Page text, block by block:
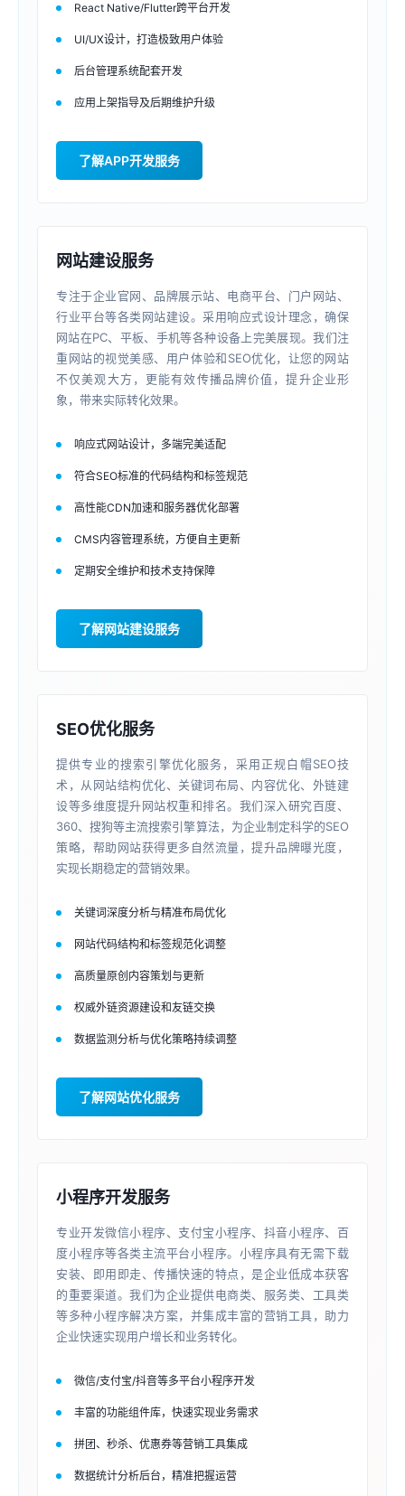
React Native/Flutter跨平台开发
UI/UX设计，打造极致用户体验
后台管理系统配套开发
应用上架指导及后期维护升级
了解APP开发服务
网站建设服务
专注于企业官网、品牌展示站、电商平台、门户网站、
行业平台等各类网站建设。采用响应式设计理念，确保
网站在PC、平板、手机等各种设备上完美展现。我们注
重网站的视觉美感、用户体验和SEO优化，让您的网站
不仅美观大方，更能有效传播品牌价值，提升企业形
象，带来实际转化效果。
响应式网站设计，多端完美适配
符合SEO标准的代码结构和标签规范
高性能CDN加速和服务器优化部署
CMS内容管理系统，方便自主更新
定期安全维护和技术支持保障
了解网站建设服务
SEO优化服务
提供专业的搜索引擎优化服务，采用正规白帽SEO技
术，从网站结构优化、关键词布局、内容优化、外链建
设等多维度提升网站权重和排名。我们深入研究百度、
360、搜狗等主流搜索引擎算法，为企业制定科学的SEO
策略，帮助网站获得更多自然流量，提升品牌曝光度，
实现长期稳定的营销效果。
关键词深度分析与精准布局优化
网站代码结构和标签规范化调整
高质量原创内容策划与更新
权威外链资源建设和友链交换
数据监测分析与优化策略持续调整
了解网站优化服务
小程序开发服务
专业开发微信小程序、支付宝小程序、抖音小程序、百
度小程序等各类主流平台小程序。小程序具有无需下载
安装、即用即走、传播快速的特点，是企业低成本获客
的重要渠道。我们为企业提供电商类、服务类、工具类
等多种小程序解决方案，并集成丰富的营销工具，助力
企业快速实现用户增长和业务转化。
微信/支付宝/抖音等多平台小程序开发
丰富的功能组件库，快速实现业务需求
拼团、秒杀、优惠券等营销工具集成
数据统计分析后台，精准把握运营